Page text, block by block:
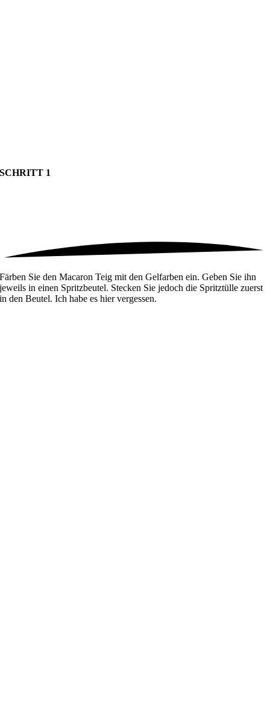
SCHRITT 1
Färben Sie den Macaron Teig mit den Gelfarben ein. Geben Sie ihn
jeweils in einen Spritzbeutel. Stecken Sie jedoch die Spritztülle zuerst
in den Beutel. Ich habe es hier vergessen.